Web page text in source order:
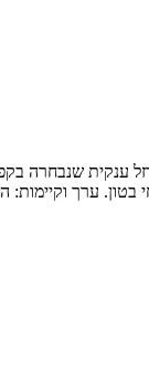
ענקית שנבחרה
בטון. ערך